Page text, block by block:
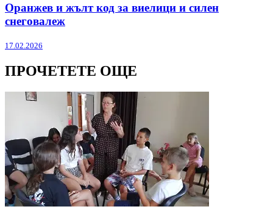
Оранжев и жълт код за виелици и силен
снеговалеж
17.02.2026
ПРОЧЕТЕТЕ ОЩЕ